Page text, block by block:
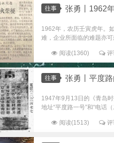
往事 张勇丨1962
1962年，农历壬寅虎年。
难，企业所面临的难题亦
阅读(1360) 评
往事 张勇丨平度
1947年9月13日的《青岛
地址“平度路一号”和“电话
阅读(1513) 评